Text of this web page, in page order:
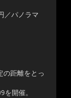
／パノラマ
距離をとっ
開催。